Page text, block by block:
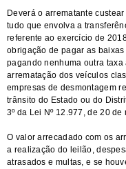
Deverá o arrematante
tudo que envolva a
referente ao exercício de
obrigação de pagar as
pagando nenhuma outra
arrematação dos veículos
empresas de desmontagem
trânsito do Estado ou do
3º da Lei Nº 12.977, de 20
O valor arrecadado com os
a realização do leilão,
atrasados e multas, e se